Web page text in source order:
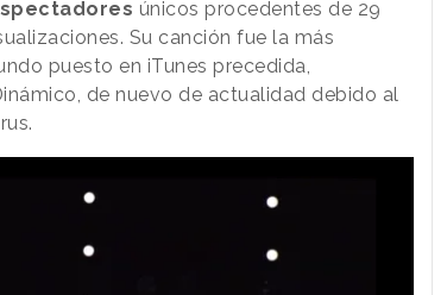
únicos procedentes de 29
Su canción fue la más
puesto en iTunes precedida,
de nuevo de actualidad debido al